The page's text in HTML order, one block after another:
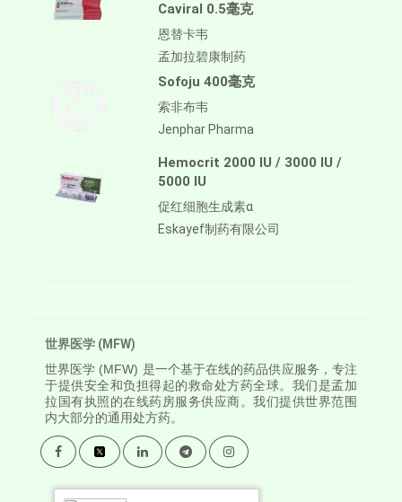
Caviral 0.5毫克
恩替卡韦
孟加拉碧康制药
Sofoju 400毫克
索非布韦
Jenphar Pharma
Hemocrit 2000 IU / 3000 IU /
5000 IU
促红细胞生成素α
Eskayef制药有限公司
世界医学 (MFW)
世界医学 (MFW) 是一个基于在线的药品供应服务，专注
于提供安全和负担得起的救命处方药全球。我们是孟加
拉国有执照的在线药房服务供应商。我们提供世界范围
内大部分的通用处方药。